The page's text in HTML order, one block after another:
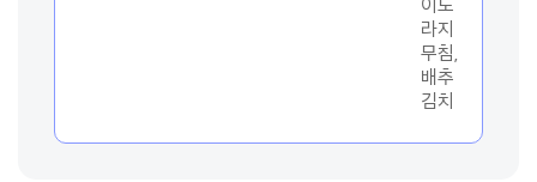
라지
무침,
배추
김치